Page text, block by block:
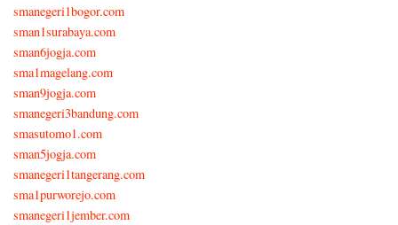
smanegeri1bogor.com
sman1surabaya.com
sman6jogja.com
sma1magelang.com
sman9jogja.com
smanegeri3bandung.com
smasutomo1.com
sman5jogja.com
smanegeri1tangerang.com
sma1purworejo.com
smanegeri1jember.com